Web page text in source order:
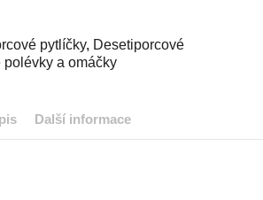
pytlíčky, Desetiporcové
a omáčky
Další informace